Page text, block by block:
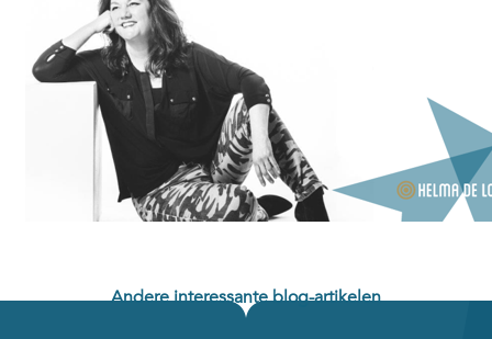
Andere interessante blog-artikelen